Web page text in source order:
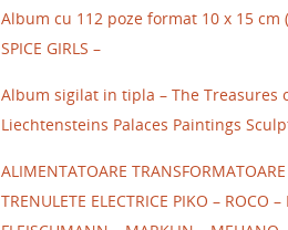
Album cu 112 poze format 10 x 15 cm
SPICE GIRLS –
Album sigilat in tipla – The Treasures
Liechtensteins Palaces Paintings
ALIMENTATOARE
TRENULETE ELECTRICE PIKO – ROCO